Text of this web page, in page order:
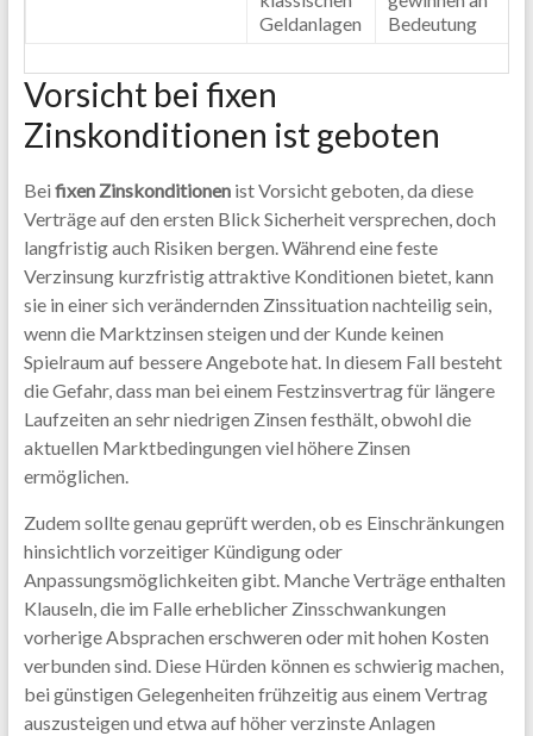
Geldanlagen
Bedeutung
Vorsicht bei fixen
Zinskonditionen ist geboten
Bei fixen Zinskonditionenist Vorsicht geboten, da diese
Verträge auf den ersten Blick Sicherheit versprechen, doch
langfristig auch Risiken bergen. Während eine feste
Verzinsung kurzfristig attraktive Konditionen bietet, kann
sie in einer sich verändernden Zinssituation nachteilig sein,
wenn die Marktzinsen steigen und der Kunde keinen
Spielraum auf bessere Angebote hat. In diesem Fall besteht
die Gefahr, dass man bei einem Festzinsvertrag für längere
Laufzeiten an sehr niedrigen Zinsen festhält, obwohl die
aktuellen Marktbedingungen viel höhere Zinsen
ermöglichen.
Zudem sollte genau geprüft werden, ob es Einschränkungen
hinsichtlich vorzeitiger Kündigung oder
Anpassungsmöglichkeiten gibt. Manche Verträge enthalten
Klauseln, die im Falle erheblicher Zinsschwankungen
vorherige Absprachen erschweren oder mit hohen Kosten
verbunden sind. Diese Hürden können es schwierig machen,
bei günstigen Gelegenheiten frühzeitig aus einem Vertrag
auszusteigen und etwa auf höher verzinste Anlagen